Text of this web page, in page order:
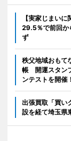
【実家じまい
29.5％で前回か
ず
秩父地域おもて
帳 開運スタン
ンテストを開催！
出張買取「買い
設を経て埼玉県